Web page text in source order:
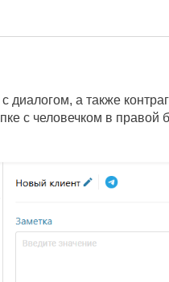
диалогом, а также
с человечком в правой